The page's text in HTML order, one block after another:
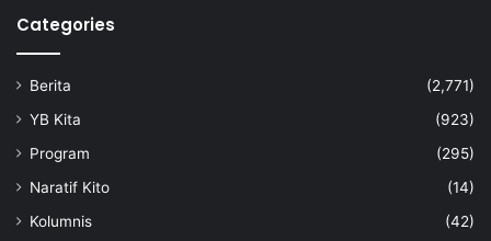
d
e
k
n
M
n
Categories
Berita
(2,771)
YB Kita
(923)
Program
(295)
Naratif Kito
(14)
Kolumnis
(42)